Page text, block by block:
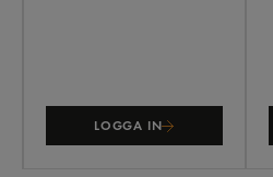
LOGGA IN